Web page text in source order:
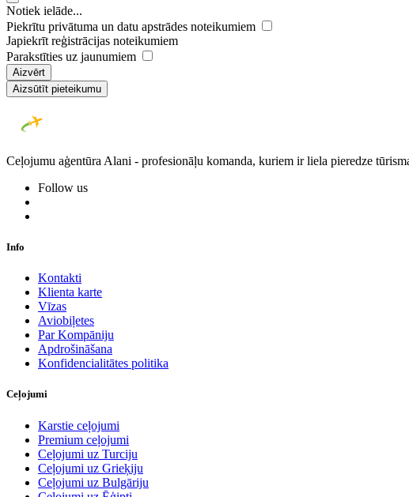
Notiek ielāde...
Piekrītu privātuma un datu apstrādes noteikumiem
Japiekrīt reģistrācijas noteikumiem
Parakstīties uz jaunumiem
Aizvērt
Aizsūtīt pieteikumu
Ceļojumu aģentūra Alani - profesionāļu komanda, kuriem ir liela pieredze
Follow us
Info
Kontakti
Klienta karte
Vīzas
Aviobiļetes
Par Kompāniju
Apdrošināšana
Konfidencialitātes politika
Ceļojumi
Karstie ceļojumi
Premium ceļojumi
Ceļojumi uz Turciju
Ceļojumi uz Grieķiju
Ceļojumi uz Bulgāriju